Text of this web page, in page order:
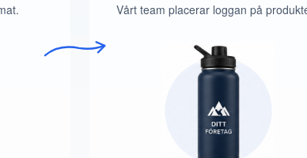
Vårt team placerar loggan på